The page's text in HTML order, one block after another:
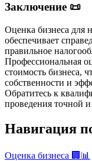
Заключение 📜
Оценка бизнеса для
обеспечивает
правильное
Профессиональная
стоимость бизнеса,
собственности и
Обратитесь к
проведения точной
Навигация
Оценка бизнеса 🏢📊